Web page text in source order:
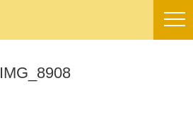
IMG_8908